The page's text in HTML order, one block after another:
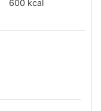
600 kcal